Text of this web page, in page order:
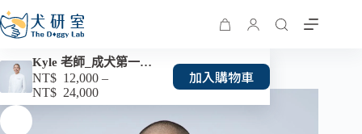
Kyle 老師_成犬第一期 4 堂課
NT$ 12,000 –
NT$ 24,000
加入購物車